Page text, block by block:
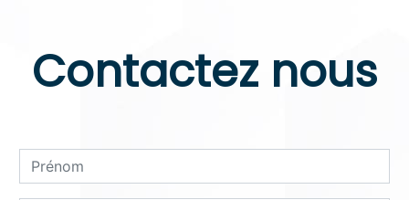
Contactez nous